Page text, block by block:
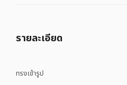
รายละเอียด
ทรงเข้ารูป